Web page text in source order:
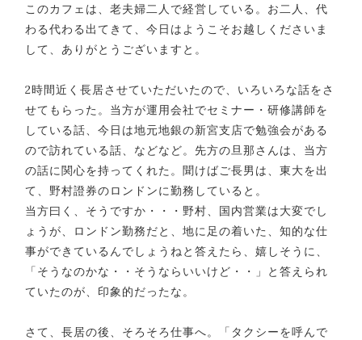
このカフェは、老夫婦二人で経営している。お二人、代
わる代わる出てきて、今日はようこそお越しくださいま
して、ありがとうございますと。
2時間近く長居させていただいたので、いろいろな話をさ
せてもらった。当方が運用会社でセミナー・研修講師を
している話、今日は地元地銀の新宮支店で勉強会がある
ので訪れている話、などなど。先方の旦那さんは、当方
の話に関心を持ってくれた。聞けばご長男は、東大を出
て、野村證券のロンドンに勤務していると。
当方曰く、そうですか・・・野村、国内営業は大変でし
ょうが、ロンドン勤務だと、地に足の着いた、知的な仕
事ができているんでしょうねと答えたら、嬉しそうに、
「そうなのかな・・そうならいいけど・・」と答えられ
ていたのが、印象的だったな。
さて、長居の後、そろそろ仕事へ。「タクシーを呼んで